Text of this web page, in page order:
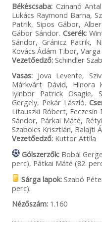
Békéscsaba:Czinanó
Lukács Raymond Barna,
Patrik, Sipos Gábor,
Gábor Sándor.Cserék:
Sándor, Gránicz Patrik,
Kovács Ádám Tibor,
Vezetőedző:Schindler
Vasas:Jova Levente,
Márkvárt Dávid, Hinora
Iyinbor Patrick Osagie,
Gergely, Pekár László.
Litauszki Róbert,
Sándor, Párkai Máté,
Szabolcs Krisztián, Balajti
Vezetőedző:Kuttor Attila
Gólszerzők:Bobál
perc), Pátkai Máté (82.
Sárga lapok:Szabó
perc).
Nézőszám:1.160